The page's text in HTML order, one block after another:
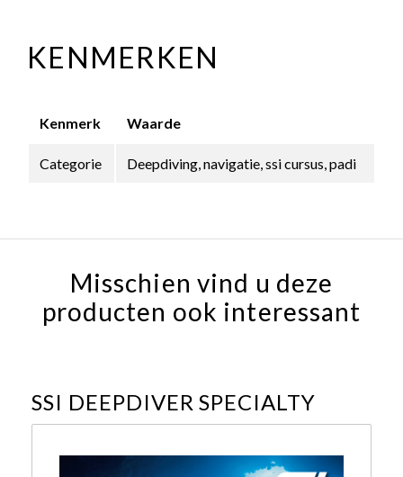
KENMERKEN
Kenmerk Waarde
Categorie Deepdiving, navigatie, ssi cursus, padi
Misschien vind u deze
producten ook interessant
SSI DEEPDIVER SPECIALTY